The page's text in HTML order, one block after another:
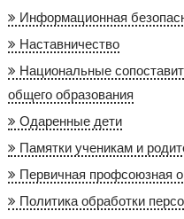
Информационная
Наставничество
Национальные
общего образования
Одаренные дети
Памятки ученикам и
Первичная профсоюзная
Политика обработки